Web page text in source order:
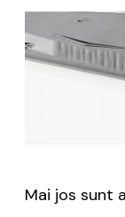
Mai jos sunt